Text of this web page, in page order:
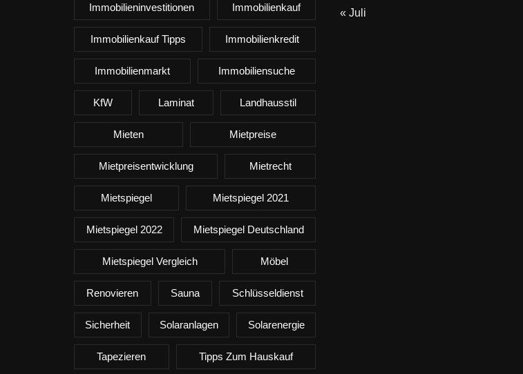
Immobilieninvestitionen Immobilienkauf
Immobilienkauf Tipps Immobilienkredit
Immobilienmarkt Immobiliensuche
KfW Laminat Landhausstil
Mieten Mietpreise
Mietpreisentwicklung Mietrecht
Mietspiegel Mietspiegel 2021
Mietspiegel 2022 Mietspiegel Deutschland
Mietspiegel Vergleich Möbel
Renovieren Sauna Schlüsseldienst
Sicherheit Solaranlagen Solarenergie
Tapezieren Tipps Zum Hauskauf
« Juli